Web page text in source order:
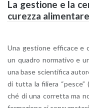
La ge­stio­ne e la
cu­rez­za ali­men­ta­re
Una ge­stio­ne ef­fi­ca­ce e
un qua­dro nor­ma­ti­vo e
una base scien­ti­fi­ca
di tutta la fi­lie­ra “pesce”
ché di una cor­ret­ta ma